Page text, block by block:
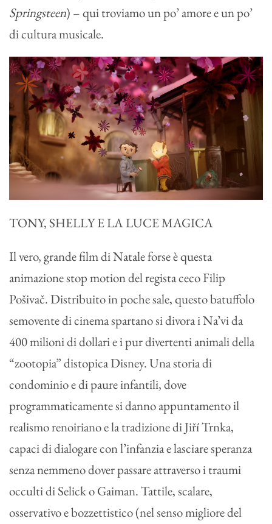
Springsteen) – qui troviamo un po’ amore e un po’
di cultura musicale.
TONY, SHELLY E LA LUCE MAGICA
Il vero, grande film di Natale forse è questa
animazione stop motion del regista ceco Filip
Pošivač. Distribuito in poche sale, questo batuffolo
semovente di cinema spartano si divora i Na’vi da
400 milioni di dollari e i pur divertenti animali della
“zootopia” distopica Disney. Una storia di
condominio e di paure infantili, dove
programmaticamente si danno appuntamento il
realismo renoiriano e la tradizione di Jiří Trnka,
capaci di dialogare con l’infanzia e lasciare speranza
senza nemmeno dover passare attraverso i traumi
occulti di Selick o Gaiman. Tattile, scalare,
osservativo e bozzettistico (nel senso migliore del